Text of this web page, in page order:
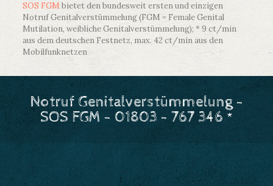
SOS FGM bietet den bundesweit ersten und einzigen
Notruf Genitalverstümmelung (FGM = Female Genital
Mutilation, weibliche Genitalverstümmelung); * 9 ct/min
aus dem deutschen Festnetz, max. 42 ct/min aus den
Mobilfunknetzen
Notruf Genitalverstümmelung -
SOS FGM - 01803 - 767 346 *